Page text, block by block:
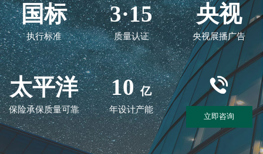
国标
执行标准
3·15
质量认证
央视
央视展播广告
太平洋
保险承保质量可靠
10 亿
年设计产能
立即咨询